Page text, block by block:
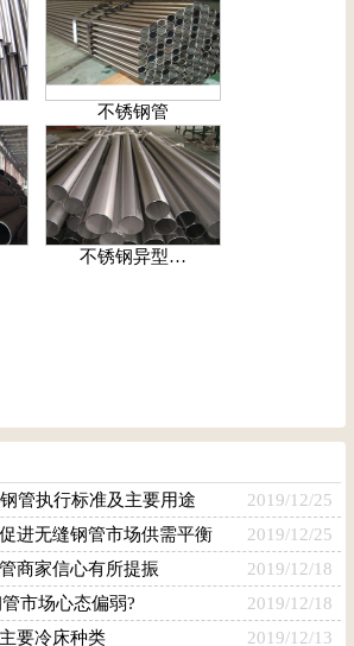
不锈钢管
不锈钢异型…
管执行标准及主要用途
2019/12/25
进无缝钢管市场供需平衡
2019/12/25
商家信心有所提振
2019/12/18
市场心态偏弱?
2019/12/18
要冷床种类
2019/12/13